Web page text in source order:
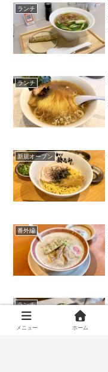
ランチ
ランチ
新規オープン
番外編
ランチ
メニュー ホーム